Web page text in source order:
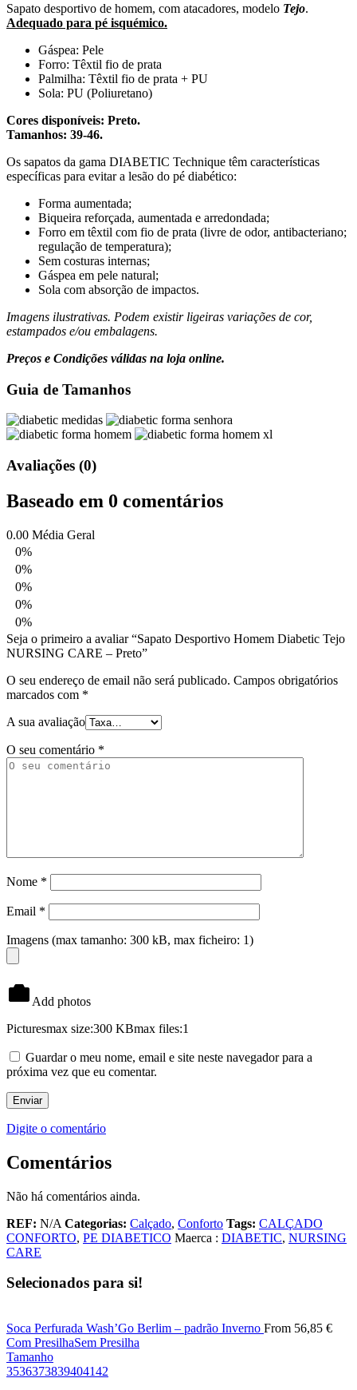
Sapato desportivo de homem, com atacadores, modelo Tejo.
Adequado para pé isquémico.
Gáspea: Pele
Forro: Têxtil fio de prata
Palmilha: Têxtil fio de prata + PU
Sola: PU (Poliuretano)
Cores disponíveis: Preto.
Tamanhos: 39-46.
Os sapatos da gama DIABETIC Technique têm características
específicas para evitar a lesão do pé diabético:
Forma aumentada;
Biqueira reforçada, aumentada e arredondada;
Forro em têxtil com fio de prata (livre de odor, antibacteriano;
regulação de temperatura);
Sem costuras internas;
Gáspea em pele natural;
Sola com absorção de impactos.
Imagens ilustrativas. Podem existir ligeiras variações de cor,
estampados e/ou embalagens.
Preços e Condições válidas na loja online.
Guia de Tamanhos
Avaliações (0)
Baseado em 0 comentários
0.00 Média Geral
0%
0%
0%
0%
0%
Seja o primeiro a avaliar “Sapato Desportivo Homem Diabetic Tejo
NURSING CARE – Preto”
O seu endereço de email não será publicado. Campos obrigatórios
marcados com *
A sua avaliação
O seu comentário *
Nome *
Email *
Imagens (max tamanho: 300 kB, max ficheiro: 1)
Add photos
Picturesmax size:300 KBmax files:1
Guardar o meu nome, email e site neste navegador para a
próxima vez que eu comentar.
Digite o comentário
Comentários
Não há comentários ainda.
REF: N/A Categorias: Calçado, Conforto Tags: CALÇADO
CONFORTO, PE DIABETICO Maerca : DIABETIC, NURSING
CARE
Selecionados para si!
Soca Perfurada Wash’Go Berlim – padrão Inverno From 56,85 €
Com PresilhaSem Presilha
Tamanho
3536373839404142